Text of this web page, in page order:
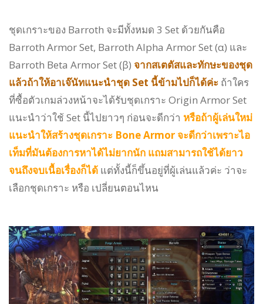
ชุดเกราะของ Barroth จะมีทั้งหมด 3 Set ด้วยกันคือ
Barroth Armor Set, Barroth Alpha Armor Set (α) และ
Barroth Beta Armor Set (β) จากสเตตัสและทักษะของชุด
แล้วถ้าให้อาเจ๊นัทแนะนำชุด Set นี้ข้ามไปก็ได้ค่ะ ถ้าใคร
ที่ซื้อตัวเกมล่วงหน้าจะได้รับชุดเกราะ Origin Armor Set
แนะนำว่าใช้ Set นี้ไปยาวๆ ก่อนจะดีกว่า หรือถ้าผู้เล่นใหม่
แนะนำให้สร้างชุดเกราะ Bone Armor จะดีกว่าเพราะไอ
เท็มที่มันต้องการหาได้ไม่ยากนัก แถมสามารถใช้ได้ยาว
จนถึงจบเนื้อเรื่องก็ได้ แต่ทั้งนี้ก็ขึ้นอยู่ที่ผู้เล่นแล้วค่ะ ว่าจะ
เลือกชุดเกราะ หรือ เปลี่ยนตอนไหน